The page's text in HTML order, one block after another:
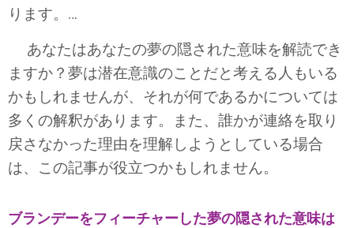
ります。…
あなたはあなたの夢の隠された意味を解読でき
ますか？夢は潜在意識のことだと考える人もいる
かもしれませんが、それが何であるかについては
多くの解釈があります。また、誰かが連絡を取り
戻さなかった理由を理解しようとしている場合
は、この記事が役立つかもしれません。
ブランデーをフィーチャーした夢の隠された意味は